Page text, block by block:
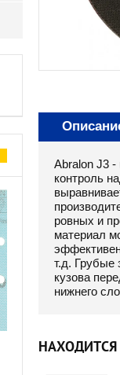
Abralon J3
контроль
ровных и
материал
т.д. Грубые
кузова
нижнего
НАХОДИТСЯ